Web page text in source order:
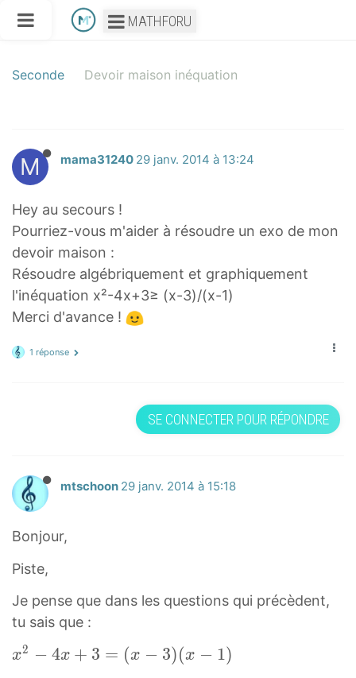
MATHFORU
Seconde Devoir maison inéquation
M mama31240 29 janv. 2014 à 13:24
Hey au secours !
Pourriez-vous m'aider à résoudre un exo de mon
devoir maison :
Résoudre algébriquement et graphiquement
l'inéquation x²-4x+3≥ (x-3)/(x-1)
Merci d'avance !
1 réponse
SE CONNECTER POUR RÉPONDRE
mtschoon 29 janv. 2014 à 15:18
Bonjour,
Piste,
Je pense que dans les questions qui précèdent,
tu sais que :
x
x2 − 4x + 3 = (x − 3)(x − 1)